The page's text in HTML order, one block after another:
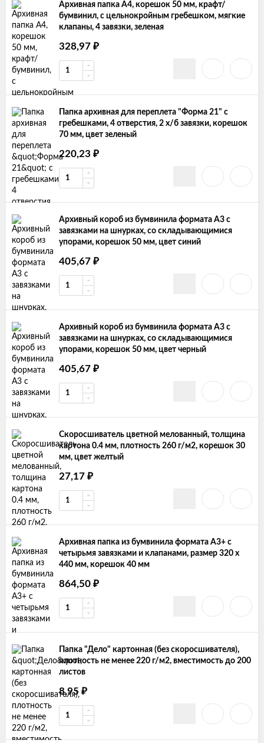
Архивная папка А4, корешок 50 мм, крафт/
бумвинил, с цельнокройным гребешком, мягкие
клапаны, 4 завязки, зеленая
328,97 ₽
Папка архивная для переплета "Форма 21" с
гребешками, 4 отверстия, 2 х/б завязки, корешок
70 мм, цвет зеленый
220,23 ₽
Архивный короб из бумвинила формата А3 с
завязками на шнурках, со складывающимися
упорами, корешок 50 мм, цвет синий
405,67 ₽
Архивный короб из бумвинила формата А3 с
завязками на шнурках, со складывающимися
упорами, корешок 50 мм, цвет черный
405,67 ₽
Скоросшиватель цветной мелованный, толщина
картона 0.4 мм, плотность 260 г/м2, корешок 30
мм, цвет желтый
27,17 ₽
Архивная папка из бумвинила формата А3+ с
четырьмя завязками и клапанами, размер 320 х
440 мм, корешок 40 мм
864,50 ₽
Папка "Дело" картонная (без скоросшивателя),
плотность не менее 220 г/м2, вместимость до 200
листов
8,95 ₽